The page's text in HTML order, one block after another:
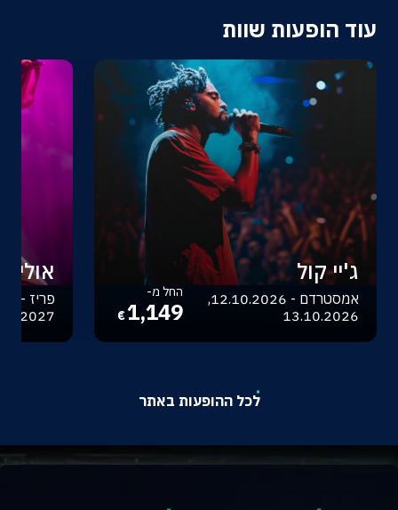
עוד הופעות שוות
ג'יי קול
אמסטרדם - 12.10.2026,
13.10.2026
החל מ-
1,149
€
לכל ההופעות באתר